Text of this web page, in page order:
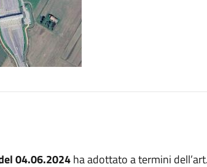
04.06.2024ha adottato a termini